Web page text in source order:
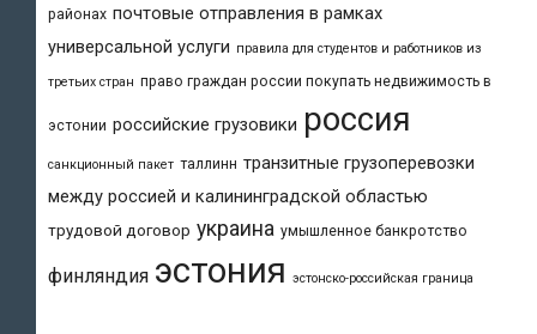
районах почтовые отправления в рамках
универсальной услуги правила для студентов и работников из
третьих стран право граждан россии покупать недвижимость в
эстонии российские грузовики россия
санкционный пакет таллинн транзитные грузоперевозки
между россией и калининградской областью
трудовой договор украина умышленное банкротство
финляндия эстония эстонско-российская граница